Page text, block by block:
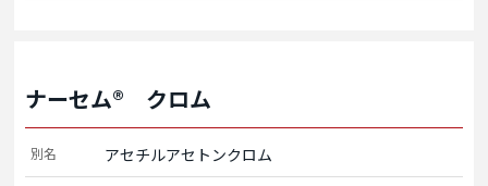
ナーセム® クロム
別名 アセチルアセトンクロム